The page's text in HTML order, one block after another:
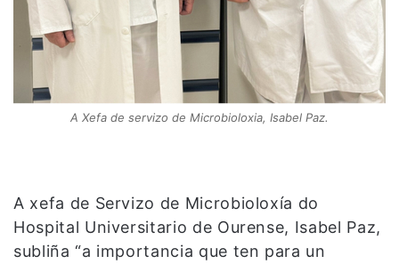
A Xefa de servizo de Microbioloxia, Isabel Paz.
A xefa de Servizo de Microbioloxía do
Hospital Universitario de Ourense, Isabel Paz,
subliña “a importancia que ten para un